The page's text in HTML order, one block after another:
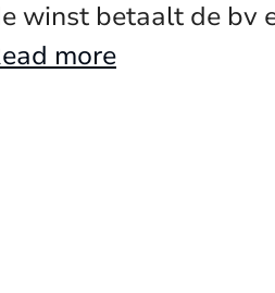
winst betaalt de
more